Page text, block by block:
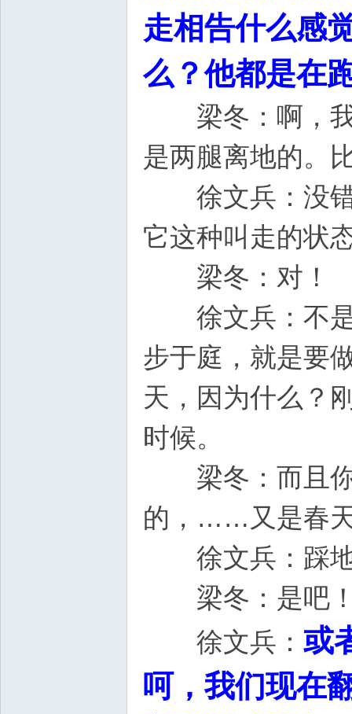
走相告什么感
么？他都是在
梁冬：啊，我
是两腿离地的。
徐文兵：没错
它这种叫走的状
梁冬：对！
徐文兵：不是
步于庭，就是要
天，因为什么？
时候。
梁冬：而且你
的，……又是
徐文兵：踩地
梁冬：是吧
徐文兵： 或
呵，我们现在